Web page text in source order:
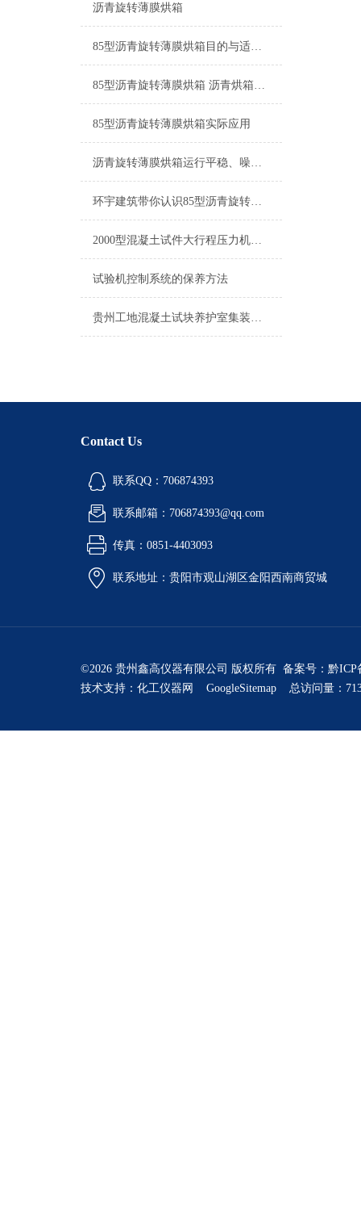
沥青旋转薄膜烘箱
85型沥青旋转薄膜烘箱目的与适用范围
85型沥青旋转薄膜烘箱 沥青烘箱，薄膜烘箱，旋转薄膜烘箱厂家
85型沥青旋转薄膜烘箱实际应用
沥青旋转薄膜烘箱运行平稳、噪音小、经久耐用
环宇建筑带你认识85型沥青旋转薄膜烘箱
2000型混凝土试件大行程压力机产品报价
试验机控制系统的保养方法
贵州工地混凝土试块养护室集装箱房子
Contact Us
联系QQ：706874393
联系邮箱：706874393@qq.com
传真：0851-4403093
联系地址：贵阳市观山湖区金阳西南商贸城
©2026 贵州鑫高仪器有限公司 版权所有 备案号： 黔ICP
技术支持： 化工仪器网 GoogleSitemap 总访问量：